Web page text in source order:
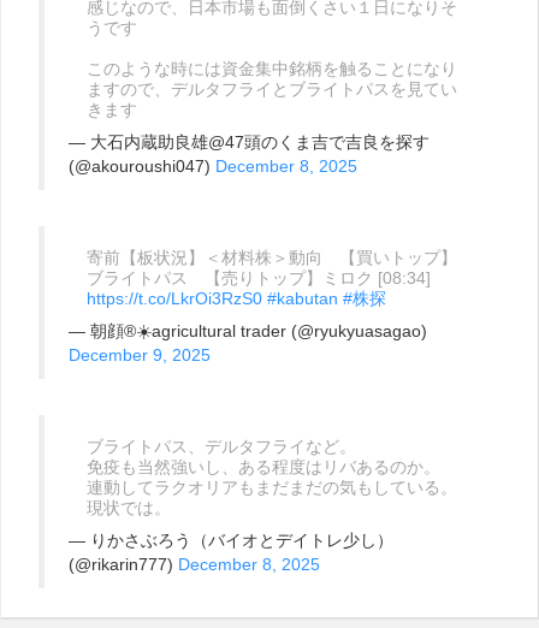
感じなので、日本市場も面倒くさい１日になりそ
うです
このような時には資金集中銘柄を触ることになり
ますので、デルタフライとブライトパスを見てい
きます
— 大石内蔵助良雄@47頭のくま吉で吉良を探す
(@akouroushi047) December 8, 2025
寄前【板状況】＜材料株＞動向 【買いトップ】
ブライトパス 【売りトップ】ミロク [08:34]
https://t.co/LkrOi3RzS0 #kabutan #株探
— 朝顔®︎☀️agricultural trader (@ryukyuasagao)
December 9, 2025
ブライトパス、デルタフライなど。
免疫も当然強いし、ある程度はリバあるのか。
連動してラクオリアもまだまだの気もしている。
現状では。
— りかさぶろう（バイオとデイトレ少し）
(@rikarin777) December 8, 2025